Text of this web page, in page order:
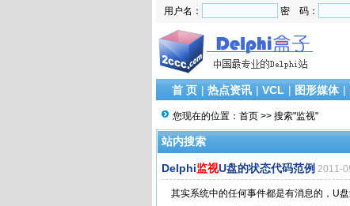
用户名： 密 码：
首 页 | 热点资讯 | VCL | 图形媒体 |
您现在的位置： 首页 >> 搜索"监视"
站内搜索
Delphi监视U盘的状态代码范例 2011-
其实系统中的任何事件都是有消息的，U